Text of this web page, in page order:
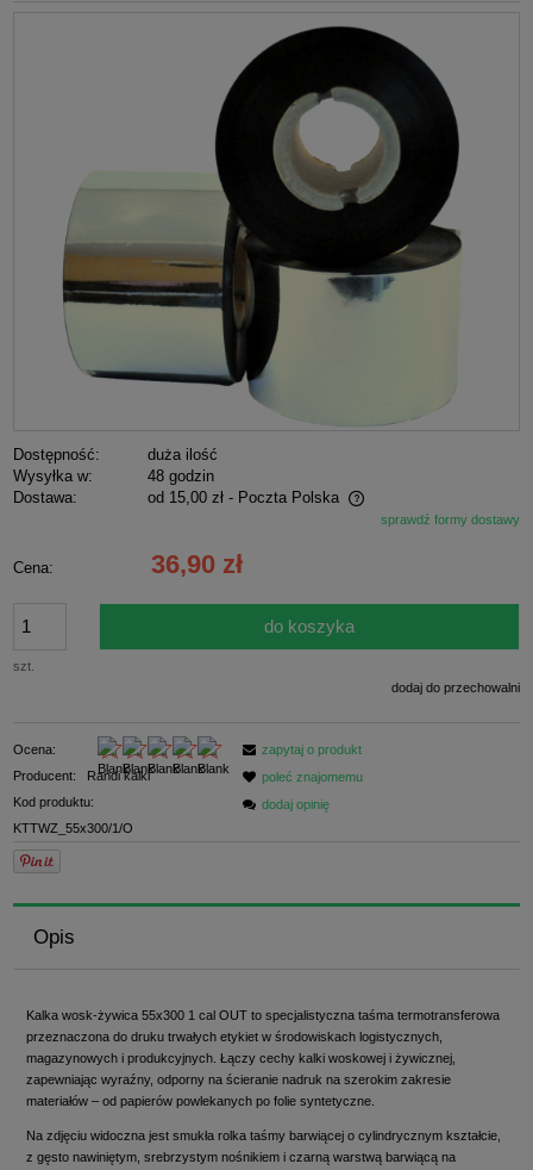
Dostępność:
duża ilość
Wysyłka w:
48 godzin
Dostawa:
od 15,00 zł - Poczta Polska
Cena nie zawiera ewentualnych kosztów płatnościsprawdź formy dostawy
Cena: 36,90 zł
szt.
do koszyka
dodaj do przechowalni
Ocena:
Producent:
Randi kalki
Kod produktu:
KTTWZ_55x300/1/O
zapytaj o produkt
poleć znajomemu
dodaj opinię
Opis
Kalka wosk-żywica 55x300 1 cal OUT to specjalistyczna taśma termotransferowa
przeznaczona do druku trwałych etykiet w środowiskach logistycznych,
magazynowych i produkcyjnych. Łączy cechy kalki woskowej i żywicznej,
zapewniając wyraźny, odporny na ścieranie nadruk na szerokim zakresie
materiałów – od papierów powlekanych po folie syntetyczne.
Na zdjęciu widoczna jest smukła rolka taśmy barwiącej o cylindrycznym kształcie,
z gęsto nawiniętym, srebrzystym nośnikiem i czarną warstwą barwiącą na